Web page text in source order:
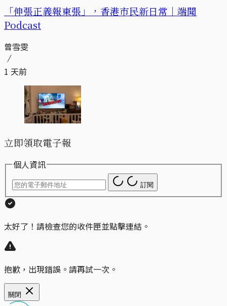
「伸張正義報東張」，香港市民新日常｜端聞
Podcast
曾雪雯
1 天前
立即領取電子報
個人資訊
訂閱
太好了！請檢查您的收件匣並點擊連結。
抱歉，出現錯誤。請再試一次。
關閉